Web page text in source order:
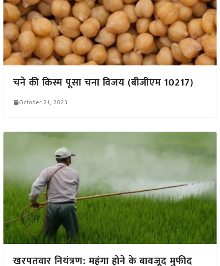
चने की किस्म पूसा चना विजय (बीजीएम 10217)
October 21, 2023
खरपतवार नियंत्रण: महंगा होने के बावजूद मुफीद